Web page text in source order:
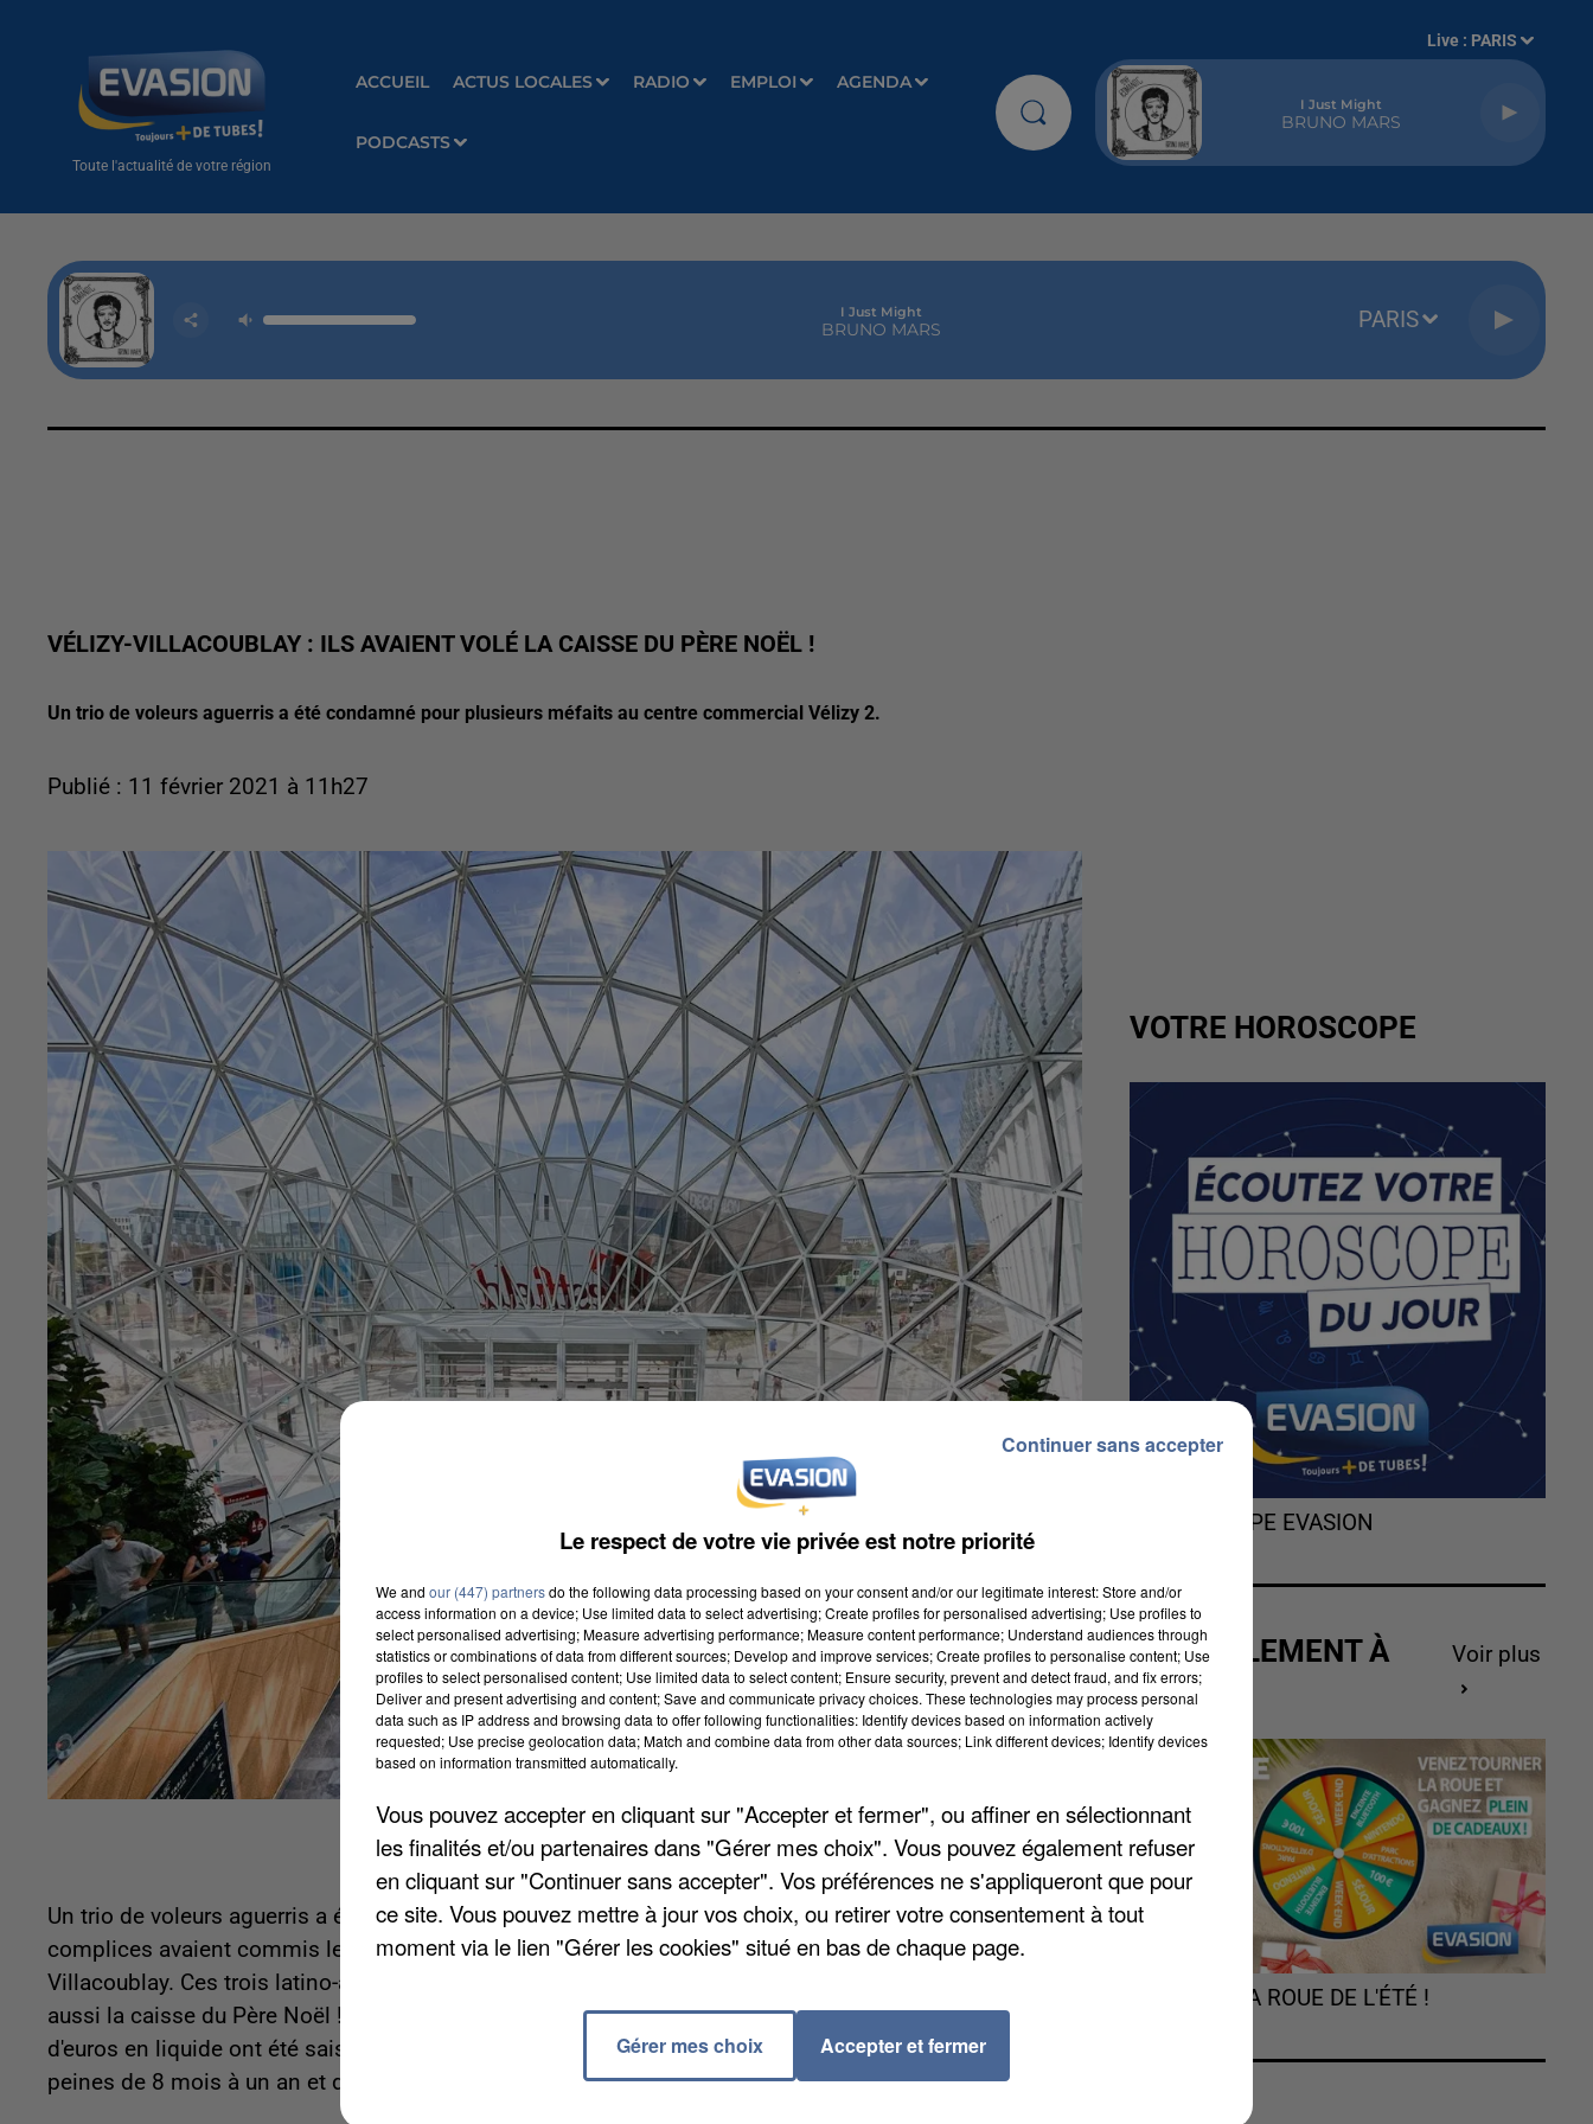
Toute l'actualité de votre région
ACCUEIL ACTUS LOCALES RADIO EMPLOI AGENDA
PODCASTS
Live : PARIS
I Just Might
BRUNO MARS
I Just Might
BRUNO MARS PARIS
VÉLIZY-VILLACOUBLAY : ILS AVAIENT VOLÉ LA CAISSE DU PÈRE NOËL !
Un trio de voleurs aguerris a été condamné pour plusieurs méfaits au centre commercial Vélizy 2.
Publié : 11 février 2021 à 11h27
Un trio de voleurs aguerris a été condamné pour plusieurs méfaits au centre commercial Vélizy 2. Les
complices avaient commis leurs méfaits en décembre et en janvier dans ce centre de Vélizy-
Villacoublay. Ces trois latino-américains avaient réussi à dérober pour 18.000 euros de bijoux, mais
aussi la caisse du Père Noël ! Lors de la perquisition à leur domicile du Val-d'Oise, plusieurs milliers
d'euros en liquide ont été saisis ainsi que 14 téléphones portables. Ils ont été condamnés à des
peines de 8 mois à un an et demi de prison à purger derrière les barreaux.
VOTRE HOROSCOPE
L'HOROSCOPE EVASION
ACTUELLEMENT À
GAGNER
Voir plus
TOURNEZ LA ROUE DE L'ÉTÉ !
Le respect de votre vie privée est notre priorité
We and our (447) partnersdo the following data processing based on your consent and/or our legitimate interest: Store and/or
access information on a device; Use limited data to select advertising; Create profiles for personalised advertising; Use profiles to
select personalised advertising; Measure advertising performance; Measure content performance; Understand audiences through
statistics or combinations of data from different sources; Develop and improve services; Create profiles to personalise content; Use
profiles to select personalised content; Use limited data to select content; Ensure security, prevent and detect fraud, and fix errors;
Deliver and present advertising and content; Save and communicate privacy choices. These technologies may process personal
data such as IP address and browsing data to offer following functionalities: Identify devices based on information actively
requested; Use precise geolocation data; Match and combine data from other data sources; Link different devices; Identify devices
based on information transmitted automatically.
Vous pouvez accepter en cliquant sur "Accepter et fermer", ou affiner en sélectionnant
les finalités et/ou partenaires dans "Gérer mes choix". Vous pouvez également refuser
en cliquant sur "Continuer sans accepter". Vos préférences ne s'appliqueront que pour
ce site. Vous pouvez mettre à jour vos choix, ou retirer votre consentement à tout
moment via le lien "Gérer les cookies" situé en bas de chaque page.
Gérer mes choix Accepter et fermer
Continuer sans accepter